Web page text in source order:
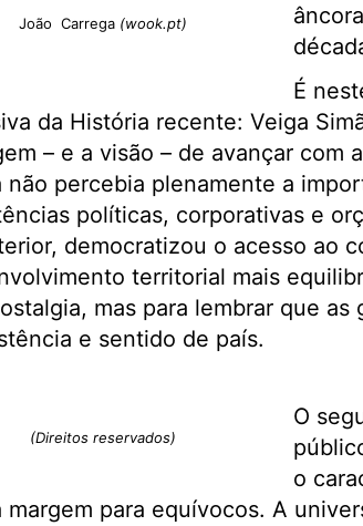
João Carrega(wook.pt)
É
da História recente: Veiga
– e a visão – de avançar com
não percebia plenamente a
políticas, corporativas e
democratizou o acesso ao
territorial mais
mas para lembrar que
e sentido de país.
(Direitos reservados)
O
o
margem para equívocos. A